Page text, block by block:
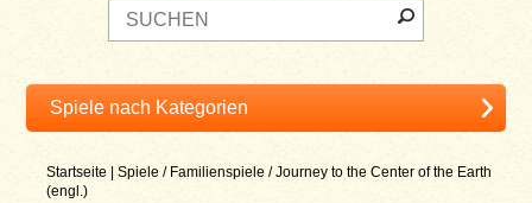
Startseite |Spiele / Familienspiele /Journey to the Center of the Earth
(engl.)